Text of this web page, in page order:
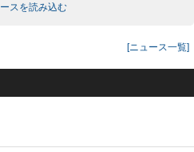
スを読み込む
[ニュース一覧]